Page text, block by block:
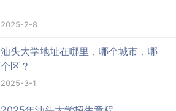
2025-2-8
汕头大学地址在哪里，哪个城市，哪
个区？
2025-3-1